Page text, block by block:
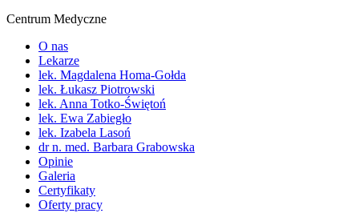
Centrum Medyczne
O nas
Lekarze
lek. Magdalena Homa-Gołda
lek. Łukasz Piotrowski
lek. Anna Totko-Świętoń
lek. Ewa Zabiegło
lek. Izabela Lasoń
dr n. med. Barbara Grabowska
Opinie
Galeria
Certyfikaty
Oferty pracy